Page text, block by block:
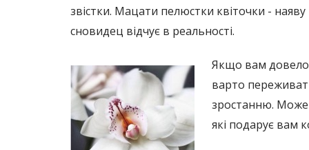
звістки. Мацати пелюстки квіточки -
сновидец відчує в реальності.
Якщо вам
варто
зростанню. Може
які подарує вам